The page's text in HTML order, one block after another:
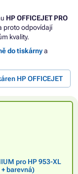
HP OFFICEJET PRO
proto odpovídají
kvality.
do tiskárnya
HP OFFICEJET
pro HP 953-XL
barevná)